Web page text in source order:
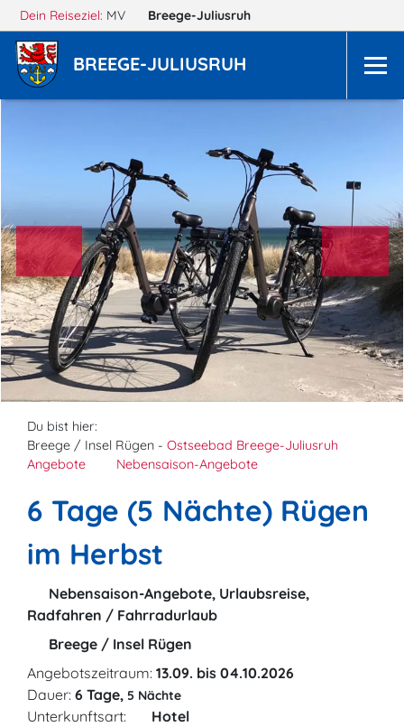
Dein Reiseziel: MV Breege-Juliusruh
BREEGE-JULIUSRUH
Du bist hier:
Breege / Insel Rügen - Ostseebad Breege-Juliusruh
Angebote
Nebensaison-Angebote
6 Tage (5 Nächte) Rügen
im Herbst
Nebensaison-Angebote, Urlaubsreise,
Radfahren / Fahrradurlaub
Breege / Insel Rügen
Angebotszeitraum: 13.09. bis 04.10.2026
Dauer: 6 Tage, 5 Nächte
Unterkunftsart: Hotel